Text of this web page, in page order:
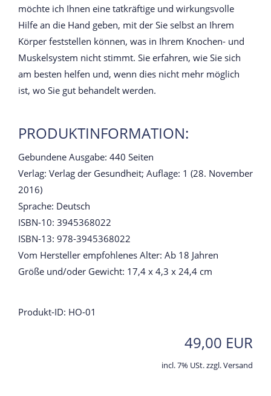
möchte ich Ihnen eine tatkräftige und wirkungsvolle
Hilfe an die Hand geben, mit der Sie selbst an Ihrem
Körper feststellen können, was in Ihrem Knochen- und
Muskelsystem nicht stimmt. Sie erfahren, wie Sie sich
am besten helfen und, wenn dies nicht mehr möglich
ist, wo Sie gut behandelt werden.
PRODUKTINFORMATION:
Gebundene Ausgabe: 440 Seiten
Verlag: Verlag der Gesundheit; Auflage: 1 (28. November
2016)
Sprache: Deutsch
ISBN-10: 3945368022
ISBN-13: 978-3945368022
Vom Hersteller empfohlenes Alter: Ab 18 Jahren
Größe und/oder Gewicht: 17,4 x 4,3 x 24,4 cm
Produkt-ID: HO-01
49,00 EUR
incl. 7% USt. zzgl. Versand